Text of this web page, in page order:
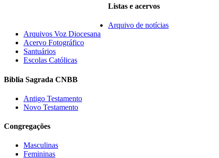
Listas e acervos
Arquivo de notícias
Arquivos Voz Diocesana
Acervo Fotográfico
Santuários
Escolas Católicas
Biblia Sagrada CNBB
Antigo Testamento
Novo Testamento
Congregações
Masculinas
Femininas